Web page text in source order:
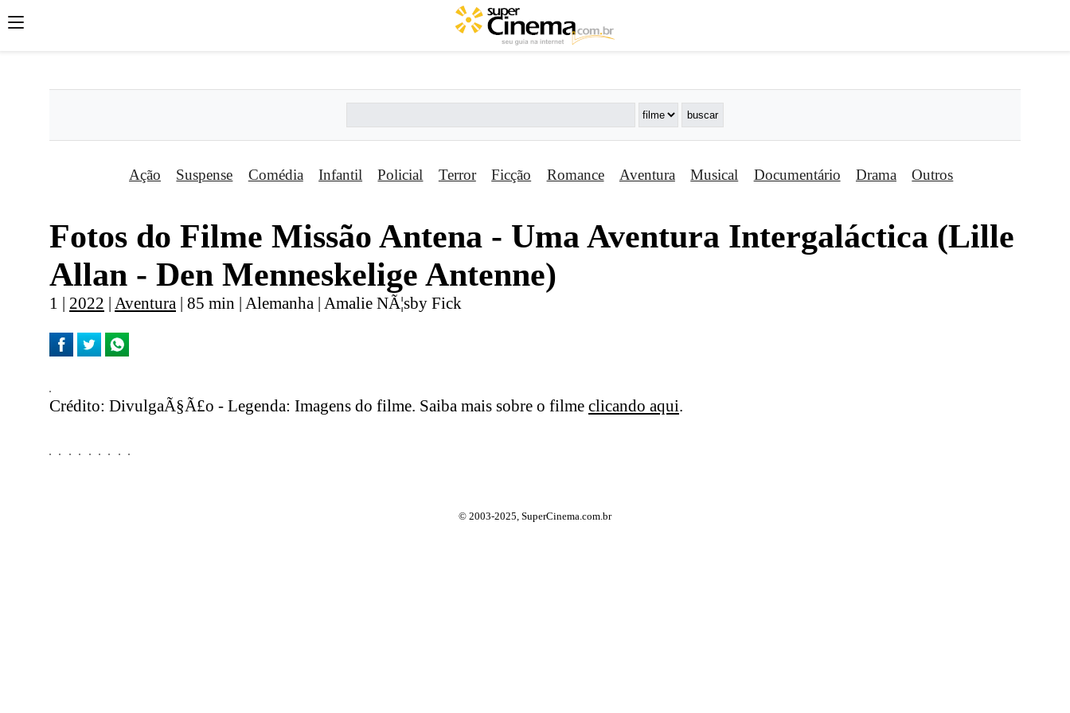
';';
Ação Suspense Comédia Infantil Policial Terror Ficção Romance Aventura Musical Documentário Drama Outros
Fotos do Filme Missão Antena - Uma Aventura Intergaláctica (Lille
Allan - Den Menneskelige Antenne)
1 | 2022 | Aventura | 85 min | Alemanha | Amalie NÃ¦sby Fick
Crédito: DivulgaÃ§Ã£o - Legenda: Imagens do filme. Saiba mais sobre o filme clicando aqui.
© 2003-2025, SuperCinema.com.br